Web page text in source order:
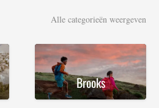
Alle categorieën weergeven
Brooks